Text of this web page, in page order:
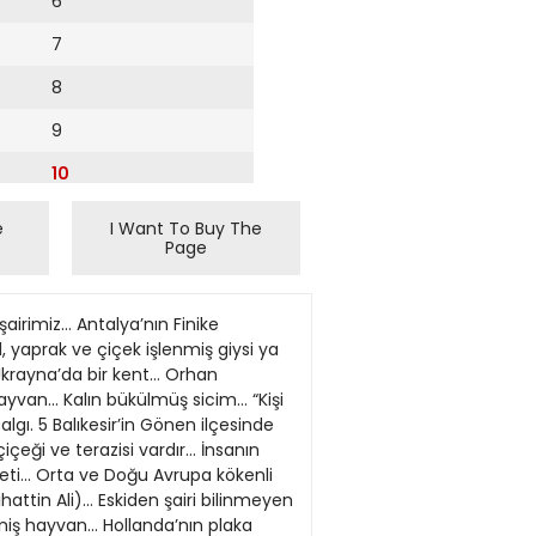
7
8
9
10
14
15
16
I Want To Buy The
Page
tanınmış, İskoçya’daki göl. 19 Konut... Eski Mısır’da güneş tanrısı... Verdi’nin tanınmış bir operası... “Ayrılık ateşten bir / Nazlı yârdan hiç haber yok” (Türkü). 20 İktidarda olanların ülkenin kaynaklarını soyduğu rejimlere verilen ad. BRİÇ VOLKAN DENİZCİ vdenizci@gmail.com Hangi Dağılım Daha Yüksek? Geçen Haftaki Problemin Çözümü (201921) imp DB zonda ¦ RDV1098 ¦ 62 ¦ 103 ¦ AR2 ¦ A7 ¦ AD43 ¦ AR54 ¦ 863 Doğu 2¦’le (zayıf 2) oyun açtıktan sonra Güney de 7¦ oynuyorsunuz. Atak ¦9’lusu. Oyunu yapmak için bir yol görüyor musunuz? Analiz ve çözüm: On iki elimiz var, on üçüncü löve ancak bir skuizden gelebilir. Genelde briçin dek lerasyon bölümü oyuncunun yorumu fazlasıyla katıldığı için edebi, oyun bölümü ise matematiksel gö rünür. Esasen bunlar iç içedir, ancak bazen de ta mamen ters döner neredeyse. Yani bu eli oynarken hayal etmemiz gerekecek. Biz de son üç kartı Altı körünü bildiğimiz Doğuya 2623 veya 1633 gibi bir el plase ederek şu şekilde hayal edelim: ¦ ¦ ¦ ¦ AR2 ¦ ¦ ¦D ¦ xx ¦ ¦R ¦ ¦ xx ¦ ¦3 ¦4 ¦3 Görüldüğü gibi Batı karoyu, Doğu da körü terkedemez; bu yüzden ikisi de trefli ancak iki kart tutabilir, dolayısıyla yerdeki ¦2’lisi sağlanır. ¦ RDV1098 ¦ 62 ¦ 103 ¦ AR2 ¦ 653 ¦9 ¦ D9852 ¦ 10754 ¦ 42 ¦ RV108875 ¦ V6 ¦ DV9 ¦ A7 ¦ AD43 ¦ AR54 ¦ 863 Atağı alıp dört tur koz çeker elden iki trefl atarız. Ardından AR karoyu çeker ve bir karoya çakarız. Dağılım diyagramdaki gibiyse işlem tamamdır. Son kozu çekip elden ¦3’lüsünü atarız. (Beş pik, bir kör, üç karo çekildi. Yukarıdaki üç kartlık pozisyonun bir kart fazlası.) Son koz üzerine Doğu sıkışır, trefli terketmek zorundadır. Şimdi ¦Asla ele geliriz; bu kez Batı sıkışır. Ancak elde başarıya ulaşmamızı önleyecek şöyle bir dağılım var: ¦ RDV1098 ¦ 62 ¦ 103 ¦ AR2 ¦ 6543 ¦9 ¦ 852 ¦ D10754 ¦2 ¦ RV10875 ¦ DV96 ¦ V9 ¦ A7 ¦ AD43 ¦ AR54 ¦ 863 Bu dağılımda yine son üç kartı hayal edersek Batı üç tane trefl tutabiliyor. (Soldaki üç k